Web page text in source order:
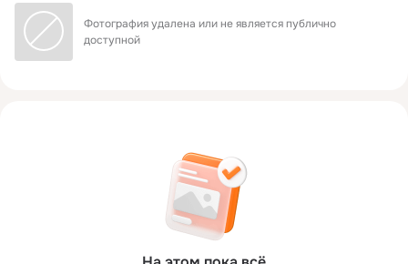
Фотография удалена или не является публично
доступной